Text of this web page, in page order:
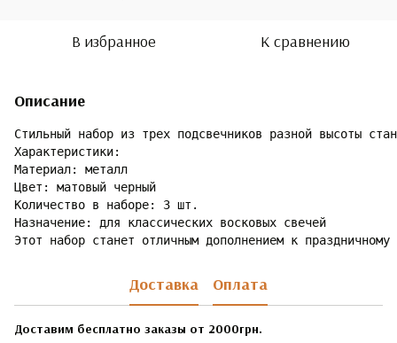
В избранное К сравнению
Описание
Стильный набор из трех подсвечников разной высоты
Характеристики:
Материал: металл
Цвет: матовый черный
Количество в наборе: 3 шт.
Назначение: для классических восковых свечей
Этот набор станет отличным дополнением к
Доставка Оплата
Доставим бесплатно заказы от 2000грн.